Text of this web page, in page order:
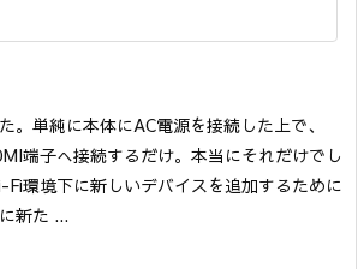
。単純に本体にAC電源を接続した上で、
端子へ接続するだけ。本当にそれだけでし
Fi環境下に新しいデバイスを追加するために
新た ...